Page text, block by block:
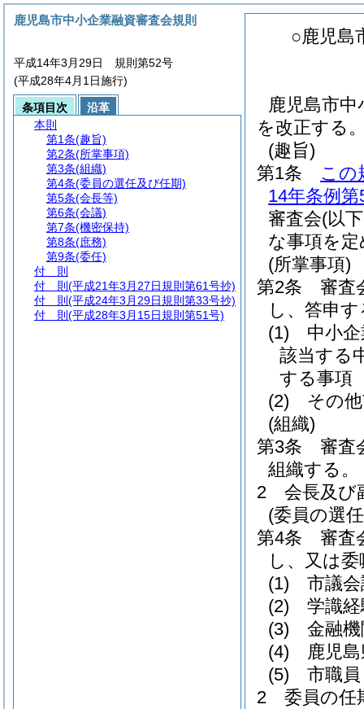
○鹿児島
鹿児島市
を改正する
(趣旨)
第1条
この
14年条例第
審査会(以
な事項を
(所掌事項)
第2条
審査
し、答申
(1)
中小
該当する
する事項
(2)
その
(組織)
第3条
審査
組織する。
2
会長及び
(委員の選
第4条
審査
し、又は
(1)
市議
(2)
学識
(3)
金融
(4)
鹿児
(5)
市職員
2
委員の任
鹿児島市中小企業融資審査会規則
平成14年3月29日 規則第52号
(平成28年4月1日施行)
条項目次
沿革
本則
第1条(趣旨)
第2条(所掌事項)
第3条(組織)
第4条(委員の選任及び任期)
第5条(会長等)
第6条(会議)
第7条(機密保持)
第8条(庶務)
第9条(委任)
付 則
付 則 (平成21年3月27日規則第61号抄)
付 則 (平成24年3月29日規則第33号抄)
付 則 (平成28年3月15日規則第51号)